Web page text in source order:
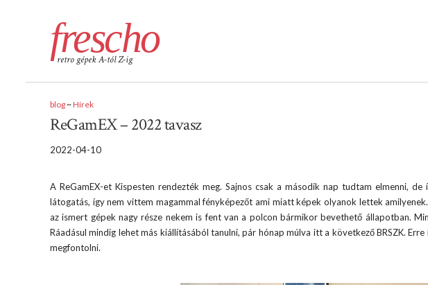
frescho
retro gépek A-tól Z-ig
blog~Hírek
ReGamEX – 2022 tavasz
2022-04-10
A ReGamEX-et Kispesten rendezték meg. Sajnos csak a második nap tudtam elmenni,
látogatás, így nem vittem magammal fényképezőt ami miatt képek olyanok lettek
az ismert gépek nagy része nekem is fent van a polcon bármikor bevethető állapotban.
Ráadásul mindig lehet más kiállításából tanulni, pár hónap múlva itt a következő BRSZK.
megfontolni.